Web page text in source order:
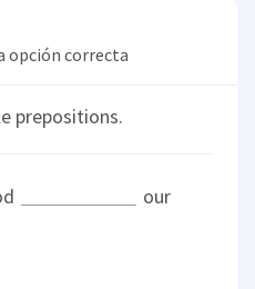
opción correcta
prepositions.
our